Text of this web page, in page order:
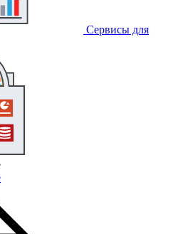
Сервисы для